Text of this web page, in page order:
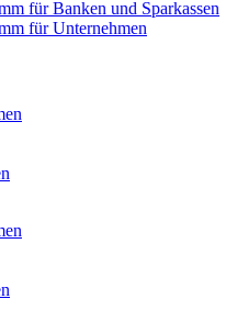
für Banken und Sparkassen
für Unternehmen